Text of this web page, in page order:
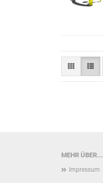
MEHR ÜBER...
Impressum